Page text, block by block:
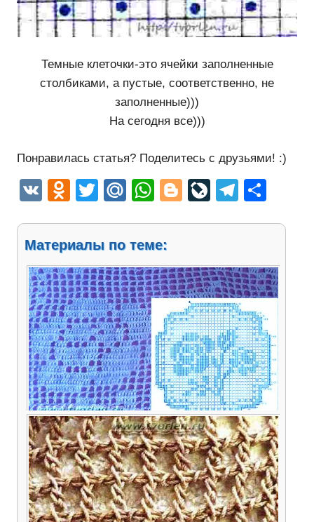
Темные клеточки-это ячейки заполненные
столбиками, а пустые, соответственно, не
заполненные)))
На сегодня все)))
Понравилась статья? Поделитесь с друзьями! :)
VK Odnoklassniki
TwitterMail.Ru
WhatsApp
Blogger
Материалы по теме:
Схема простой салфетки с розочкой в технике
филейного вязания